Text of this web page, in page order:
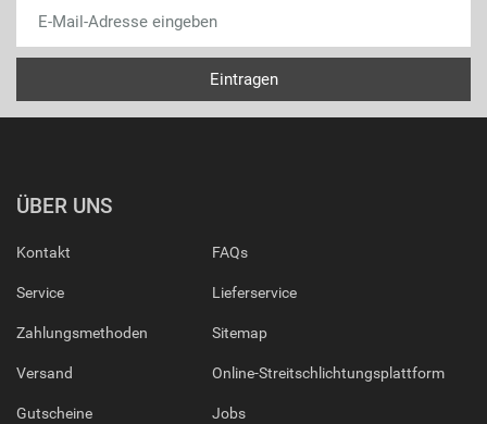
ÜBER UNS
Kontakt
Service
Zahlungsmethoden
Versand
Gutscheine
FAQs
Lieferservice
Sitemap
Online-Streitschlichtungsplattform
Jobs